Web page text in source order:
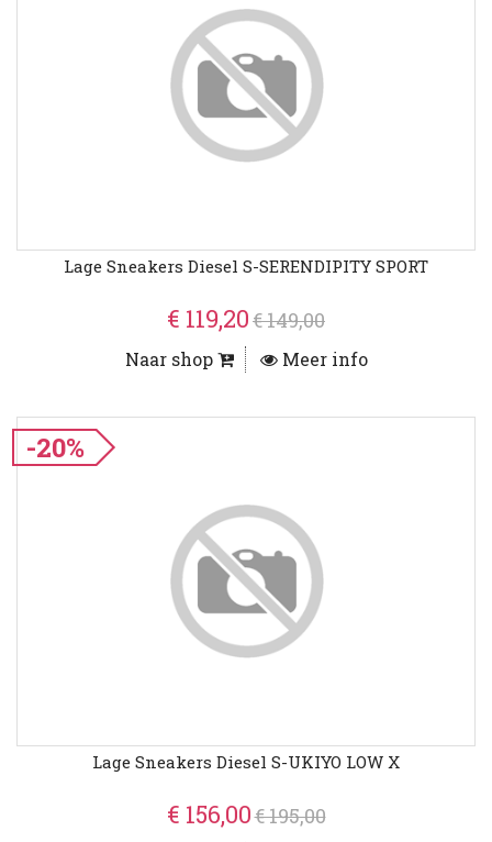
Lage Sneakers Diesel S-SERENDIPITY SPORT
€ 119,20€ 149,00
Naar shop Meer info
-20%
Lage Sneakers Diesel S-UKIYO LOW X
€ 156,00€ 195,00